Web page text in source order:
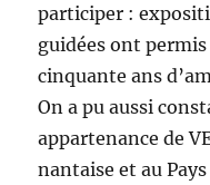
participer :
guidées ont
cinquante ans
On a pu aussi
appartenance de
nantaise et au